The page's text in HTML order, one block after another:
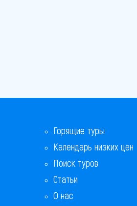
Горящие туры
Календарь низких цен
Поиск туров
Статьи
О нас